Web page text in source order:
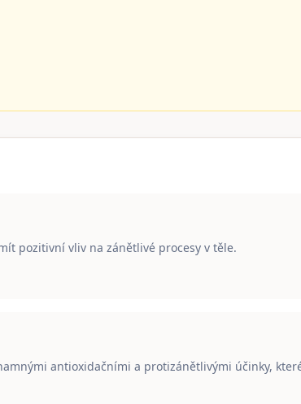
pozitivní vliv na zánětlivé procesy v těle.
antioxidačními a protizánětlivými účinky,